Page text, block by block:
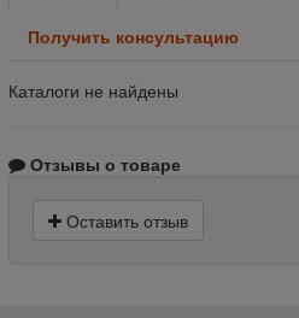
Получить консультацию
Каталоги не найдены
Отзывы о товаре
Оставить отзыв